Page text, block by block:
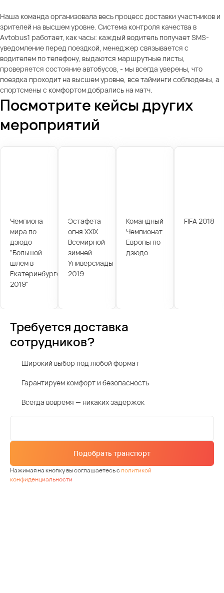
Наша команда организовала весь процесс доставки участников и
зрителей на высшем уровне. Система контроля качества в
Avtobus1 работает, как часы: каждый водитель получает SMS-
уведомление перед поездкой, менеджер связывается с
водителем по телефону, выдаются маршрутные листы,
проверяется состояние автобусов, - мы всегда уверены, что
поездка проходит на высшем уровне, все тайминги соблюдены, а
спортсмены с комфортом добрались на матч.
Посмотрите кейсы других
мероприятий
Чемпиона
мира по
дзюдо
"Большой
шлем в
Екатеринбурге
2019"
Эстафета
огня XXIX
Всемирной
зимней
Универсиады
2019
Командный
Чемпионат
Европы по
дзюдо
FIFA 2018
Требуется доставка
сотрудников?
Широкий выбор под любой формат
Гарантируем комфорт и безопасность
Всегда вовремя — никаких задержек
Подобрать транспорт
Нажимая на кнопку вы соглашаетесь сполитикой
конфиденциальности